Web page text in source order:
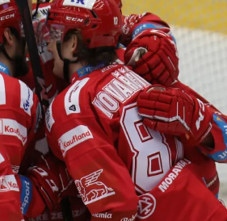
Moderní pětiboj
Motorsport
Olympijské hry
Parasport
Plavání
Plážový volejbal